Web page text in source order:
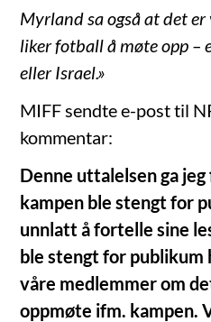
Myrland sa også at det
liker fotball å møte opp –
eller Israel.»
MIFF sendte e-post til
kommentar:
Denne uttalelsen ga
kampen ble stengt for
unnlatt å fortelle sine
ble stengt for
våre medlemmer om
oppmøte ifm. kampen.